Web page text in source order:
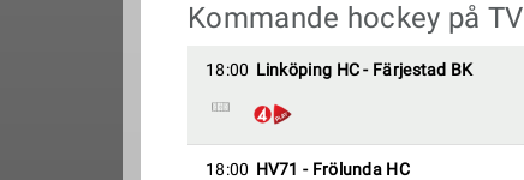
Kommande hockey på TV
18:00 Linköping HC - Färjestad BK
18:00 HV71 - Frölunda HC